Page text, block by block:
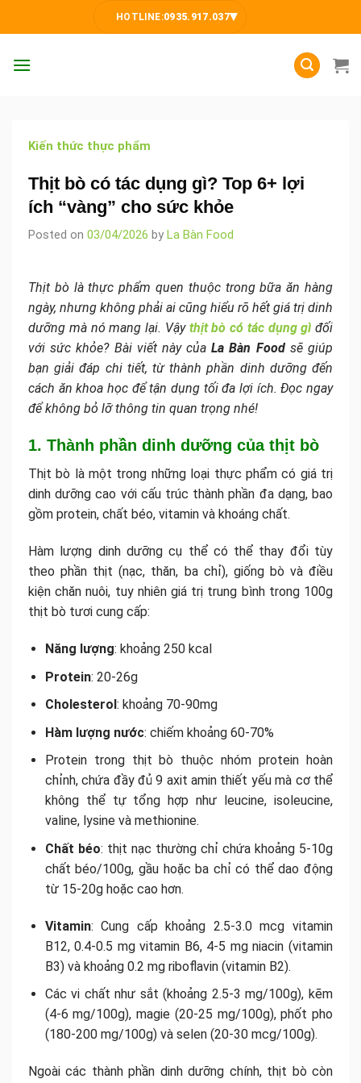
HOTLINE:0935.917.037▾
Kiến thức thực phẩm
Thịt bò có tác dụng gì? Top 6+ lợi
ích “vàng” cho sức khỏe
Posted on 03/04/2026 by La Bàn Food
Thịt bò là thực phẩm quen thuộc trong bữa ăn hàng
ngày, nhưng không phải ai cũng hiểu rõ hết giá trị dinh
dưỡng mà nó mang lại. Vậy thịt bò có tác dụng gì đối
với sức khỏe? Bài viết này củaLa Bàn Foodsẽ giúp
bạn giải đáp chi tiết, từ thành phần dinh dưỡng đến
cách ăn khoa học để tận dụng tối đa lợi ích. Đọc ngay
để không bỏ lỡ thông tin quan trọng nhé!
1. Thành phần dinh dưỡng của thịt bò
Thịt bò là một trong những loại thực phẩm có giá trị
dinh dưỡng cao với cấu trúc thành phần đa dạng, bao
gồm protein, chất béo, vitamin và khoáng chất.
Hàm lượng dinh dưỡng cụ thể có thể thay đổi tùy
theo phần thịt (nạc, thăn, ba chỉ), giống bò và điều
kiện chăn nuôi, tuy nhiên giá trị trung bình trong 100g
thịt bò tươi cung cấp:
Năng lượng: khoảng 250 kcal
Protein: 20-26g
Cholesterol : khoảng 70-90mg
Hàm lượng nước: chiếm khoảng 60-70%
Protein trong thịt bò thuộc nhóm protein hoàn
chỉnh, chứa đầy đủ 9 axit amin thiết yếu mà cơ thể
không thể tự tổng hợp như leucine, isoleucine,
valine, lysine và methionine.
Chất béo: thịt nạc thường chỉ chứa khoảng 5-10g
chất béo/100g, gầu hoặc ba chỉ có thể dao động
từ 15-20g hoặc cao hơn.
Vitamin: Cung cấp khoảng 2.5-3.0 mcg vitamin
B12, 0.4-0.5 mg vitamin B6, 4-5 mg niacin (vitamin
B3) và khoảng 0.2 mg riboflavin (vitamin B2).
Các vi chất như sắt (khoảng 2.5-3 mg/100g), kẽm
(4-6 mg/100g), magie (20-25 mg/100g), phốt pho
(180-200 mg/100g) và selen (20-30 mcg/100g).
Ngoài các thành phần dinh dưỡng chính, thịt bò còn